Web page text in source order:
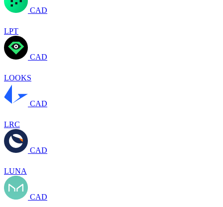
CAD
LPT
CAD
LOOKS
CAD
LRC
CAD
LUNA
CAD